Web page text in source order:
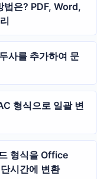
법은? PDF, Word,
사를 추가하여 문
형식으로 일괄 변
형식을 Office
시간에 변환